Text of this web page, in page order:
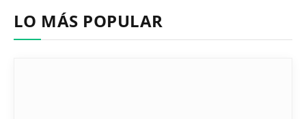
LO MÁS POPULAR